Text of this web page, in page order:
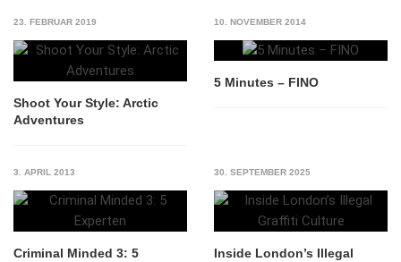
23. FEBRUAR 2019
Shoot Your Style: Arctic
Adventures
10. NOVEMBER 2014
5 Minutes – FINO
3. APRIL 2013
Criminal Minded 3: 5
30. SEPTEMBER 2025
Inside London’s Illegal